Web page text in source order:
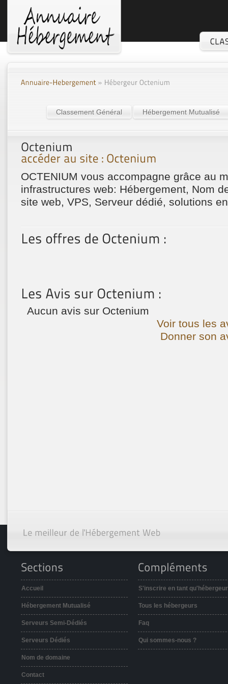
Classement Général Hébergement Mutualisé
OCTENIUM vous accompagne grâce au
infrastructures web: Hébergement, Nom
site web, VPS, Serveur dédié, solutions
Aucun avis sur Octenium
Voir tous les
Donner son
Accueil
Hébergement Mutualisé
Serveurs Semi-Dédiés
Serveurs Dédiés
Nom de domaine
Contact
S'inscrire en tant qu'hébergeur
Tous les hébergeurs
Faq
Qui sommes-nous ?